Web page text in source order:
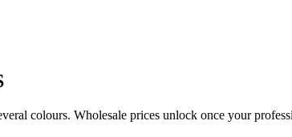
colours. Wholesale prices unlock once your